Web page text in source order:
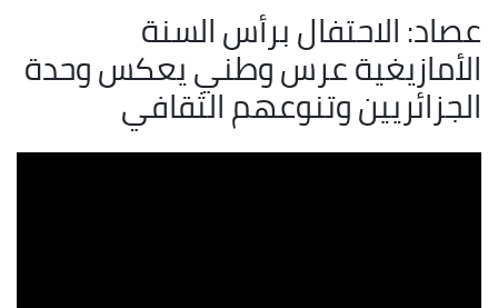
عصاد: الاحتفال برأس السنة
الأمازيغية عرس وطني يعكس وحدة
الجزائريين وتنوعهم الثقافي